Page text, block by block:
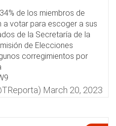
de los miembros de
a votar para escoger a sus
de la Secretaría de la
de Elecciones
corregimientos por
March 20, 2023